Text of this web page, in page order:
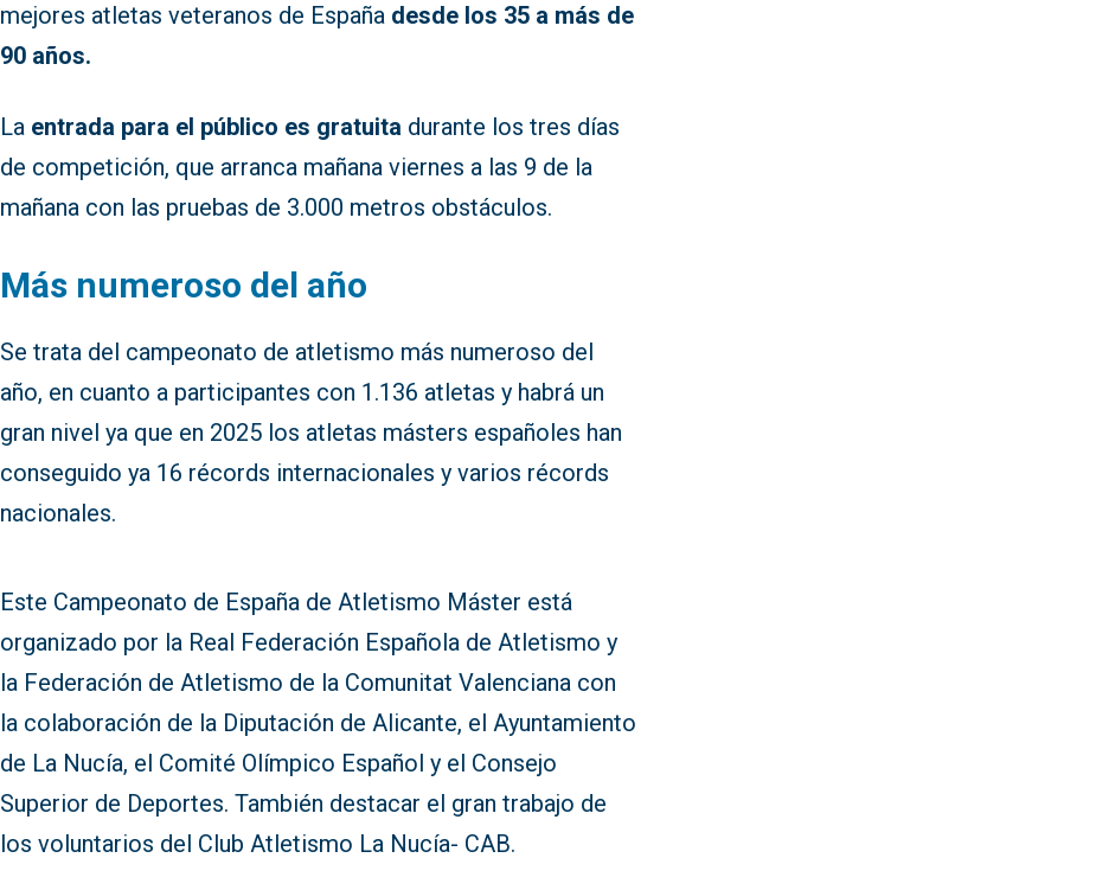
mejores atletas veteranos de España desde los 35 a más de
90 años.
La entrada para el público es gratuita durante los tres días
de competición, que arranca mañana viernes a las 9 de la
mañana con las pruebas de 3.000 metros obstáculos.
Más numeroso del año
Se trata del campeonato de atletismo más numeroso del
año, en cuanto a participantes con 1.136 atletas y habrá un
gran nivel ya que en 2025 los atletas másters españoles han
conseguido ya 16 récords internacionales y varios récords
nacionales.
Este Campeonato de España de Atletismo Máster está
organizado por la Real Federación Española de Atletismo y
la Federación de Atletismo de la Comunitat Valenciana con
la colaboración de la Diputación de Alicante, el Ayuntamiento
de La Nucía, el Comité Olímpico Español y el Consejo
Superior de Deportes. También destacar el gran trabajo de
los voluntarios del Club Atletismo La Nucía- CAB.